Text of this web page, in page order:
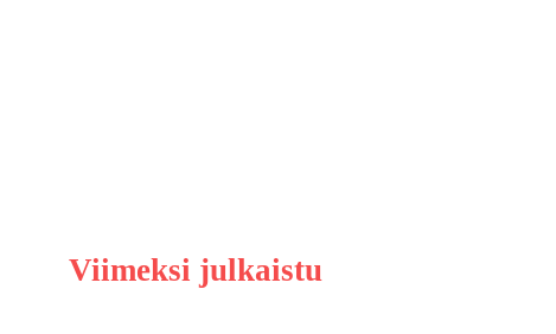
Viimeksi julkaistu